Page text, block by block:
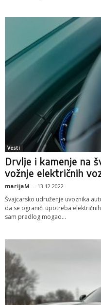
Vesti
Drvlje i kamenje na
vožnje električnih
marijaM - 13.12.2022
Švajcarsko udruženje uvoznika
da se ograniči upotreba
sam predlog mogao...